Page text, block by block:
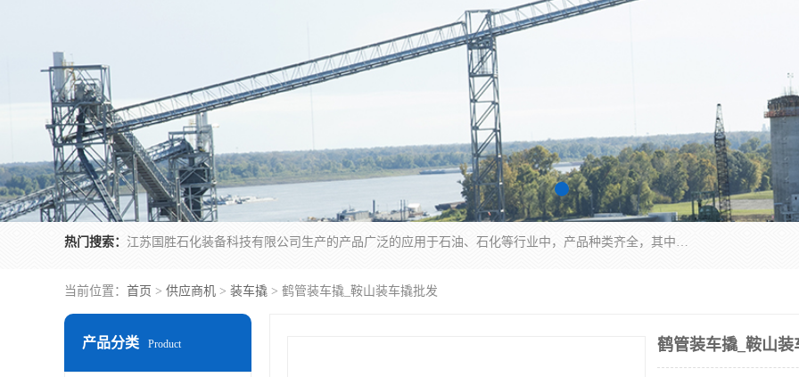
热门搜索： 江苏国胜石化装备科技有限公司生产的产品广泛的应用于石油、石化等行业中，产品种类齐全，其中包括装卸鹤管、汽车鹤管、火车鹤管、装车鹤管、卸车鹤管、上装鹤管、下装鹤管、lng鹤管、发油鹤管、液氨鹤管、液化气鹤管等，我们生产的产品质量上乘，价格实惠，服务好，买鹤管就到国胜石化装备！
当前位置： 首页 > 供应商机 > 装车撬 > 鹤管装车撬_鞍山装车撬批发
产品分类 Product 鹤管装车撬_鞍山装